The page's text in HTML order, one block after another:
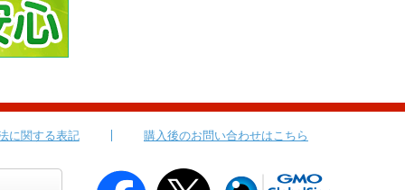
に関する表記 購入後のお問い合わせはこちら